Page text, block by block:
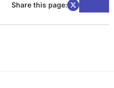
Share this page: